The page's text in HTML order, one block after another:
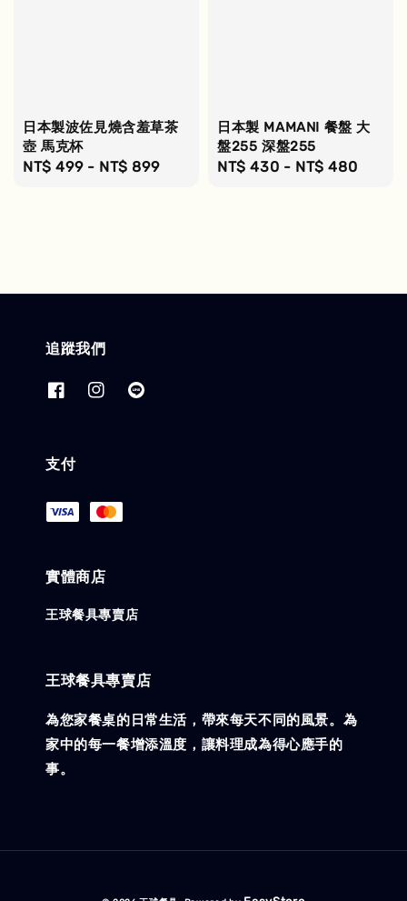
日本製波佐見燒含羞草茶
壺 馬克杯
Regular
NT$ 499- NT$ 899
日本製 MAMANI 餐盤 大
盤255 深盤255
Regular
NT$ 430 - NT$ 480
追蹤我們
支付
實體商店
王球餐具專賣店
王球餐具專賣店
為您家餐桌的日常生活，帶來每天不同的風景。為
家中的每一餐增添溫度，讓料理成為得心應手的
事。